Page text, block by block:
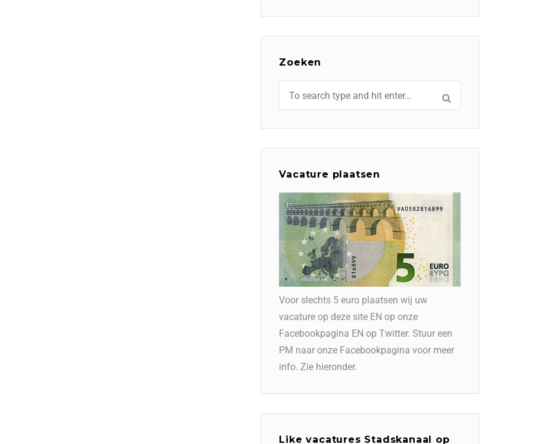
Zoeken
Vacature plaatsen
Voor slechts 5 euro plaatsen wij uw
vacature op deze site EN op onze
Facebookpagina EN op Twitter. Stuur een
PM naar onze Facebookpagina voor meer
info. Zie hieronder.
Like vacatures Stadskanaal op